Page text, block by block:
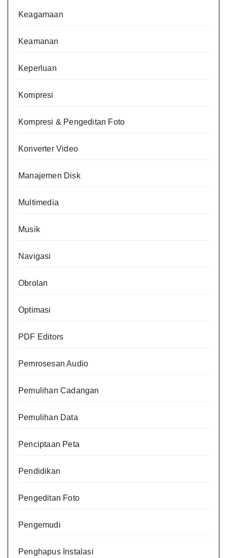
Keagamaan
Keamanan
Keperluan
Kompresi
Kompresi & Pengeditan Foto
Konverter Video
Manajemen Disk
Multimedia
Musik
Navigasi
Obrolan
Optimasi
PDF Editors
Pemrosesan Audio
Pemulihan Cadangan
Pemulihan Data
Penciptaan Peta
Pendidikan
Pengeditan Foto
Pengemudi
Penghapus Instalasi